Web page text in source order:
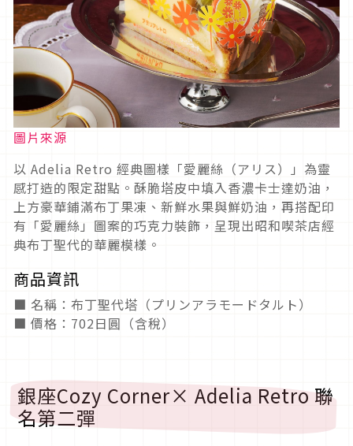
圖片來源
以 Adelia Retro 經典圖樣「愛麗絲（アリス）」為靈
感打造的限定甜點。酥脆塔皮中填入香濃卡士達奶油，
上方豪華鋪滿布丁果凍、新鮮水果與鮮奶油，再搭配印
有「愛麗絲」圖案的巧克力裝飾，呈現出昭和喫茶店經
典布丁聖代的華麗模樣。
商品資訊
■ 名稱：布丁聖代塔（プリンアラモードタルト）
■ 價格：702日圓（含稅）
銀座Cozy Corner× Adelia Retro 聯
名第二彈